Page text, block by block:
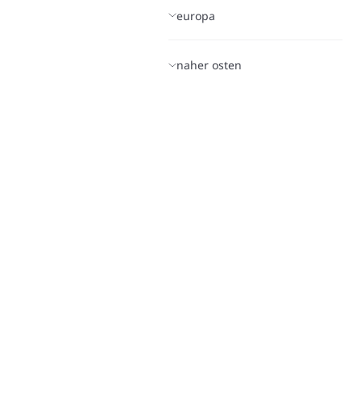
europa
naher osten